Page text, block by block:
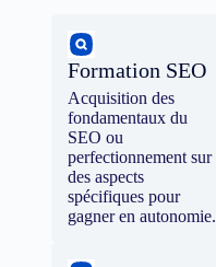
Formation SEO
Acquisition des
fondamentaux du
SEO ou
perfectionnement sur
des aspects
spécifiques pour
gagner en autonomie.